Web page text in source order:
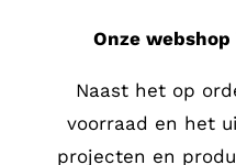
Onze
Naast het op
voorraad en het
projecten en